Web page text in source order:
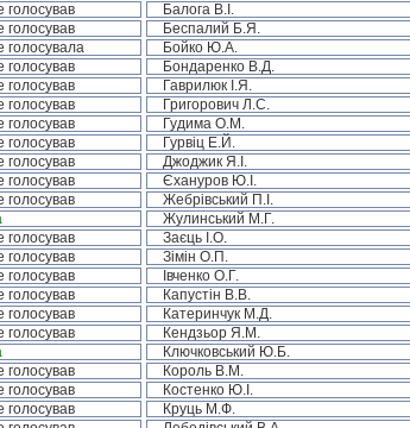
голосував Балога В.І.
голосував Беспалий Б.Я.
голосувала Бойко Ю.А.
голосував Бондаренко В.Д.
голосував Гаврилюк І.Я.
голосував Григорович Л.С.
голосував Гудима О.М.
голосував Гурвіц Е.Й.
голосував Джоджик Я.І.
голосував Єхануров Ю.І.
голосував Жебрівський П.І.
Жулинський М.Г.
голосував Заєць І.О.
голосував Зімін О.П.
голосував Івченко О.Г.
голосував Капустін В.В.
голосував Катеринчук М.Д.
голосував Кендзьор Я.М.
Ключковський Ю.Б.
голосував Король В.М.
голосував Костенко Ю.І.
голосував Круць М.Ф.